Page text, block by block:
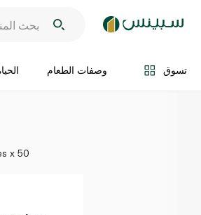
تسوق وصفات الطعام
اضف الى السلة
x 50